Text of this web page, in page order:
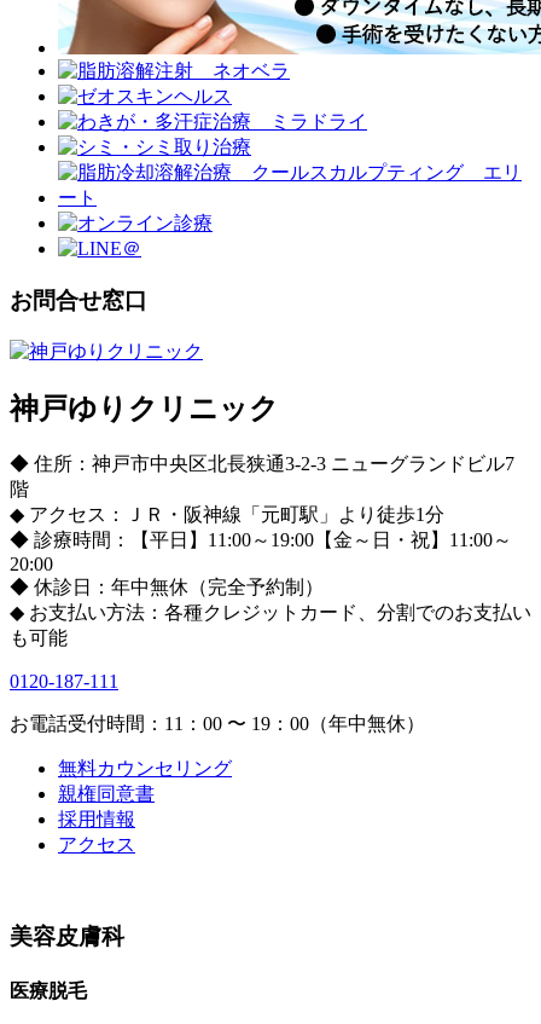
お問合せ窓口
神戸ゆりクリニック
◆ 住所：神戸市中央区北長狭通3-2-3 ニューグランドビル7
階
◆ アクセス：ＪＲ・阪神線「元町駅」より徒歩1分
◆ 診療時間：【平日】11:00～19:00【金～日・祝】11:00～
20:00
◆ 休診日：年中無休（完全予約制）
◆ お支払い方法：各種クレジットカード、分割でのお支払い
も可能
0120-187-111
お電話受付時間：11：00 〜 19：00（年中無休）
無料カウンセリング
親権同意書
採用情報
アクセス
美容皮膚科
医療脱毛